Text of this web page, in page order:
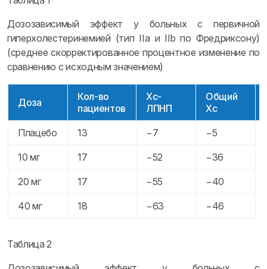
Дозозависимый эффект у больных с первичной
гиперхолестеринемией (тип IIa и IIb по Фредриксону)
(среднее скорректированное процентное изменение по
сравнению с исходным значением)
Доза
Кол-во
пациентов
Хс-
ЛПНП
Общий
Хс
Плацебо 13 −7 −5
10 мг 17 −52 −36
20 мг 17 −55 −40
40 мг 18 −63 −46
Таблица 2